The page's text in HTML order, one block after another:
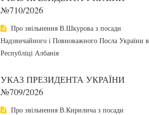
№710/2026
Про звільнення В.Шкурова з посади
Надзвичайного і Повноважного Посла України в
Республіці Албанія
УКАЗ ПРЕЗИДЕНТА УКРАЇНИ
№709/2026
Про звільнення В.Кирилича з посади